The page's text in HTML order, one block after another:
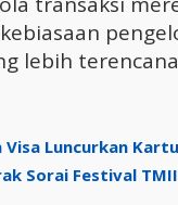
lebih
Visa Luncurkan
Sorai Festival TMII